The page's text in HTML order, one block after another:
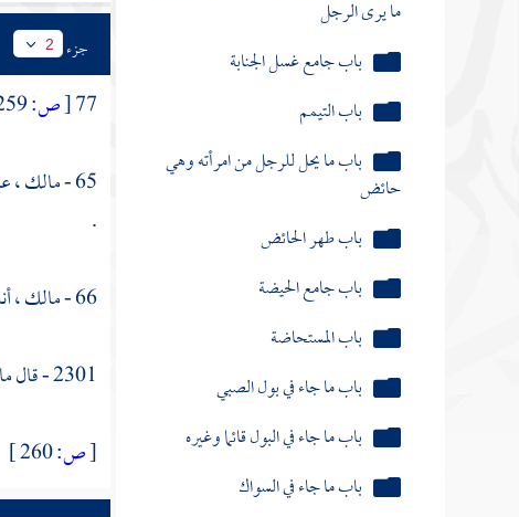
باب جامع غسل الجنابة
باب التيمم
باب ما يحل للرجل من امرأته وهي
باب طهر الحائض
باب جامع الحيضة
باب المستحاضة
باب ما جاء في بول الصبي
باب ما جاء في البول قائما وغيره
باب ما جاء في السواك
كتاب الصلاة
جزء 2
77
[ص:
65 - مالك،
.
66 - مالك،
2301 - قال
[ص: